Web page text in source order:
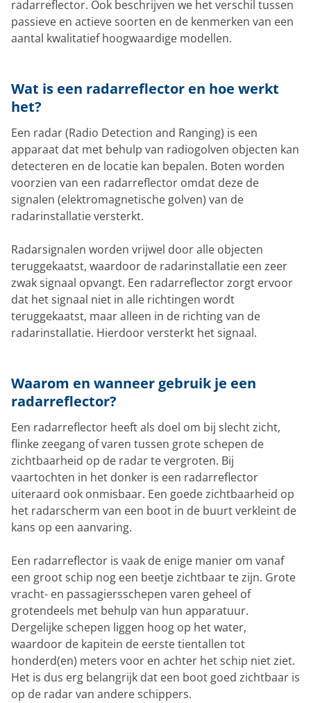
radarreflector. Ook beschrijven we het verschil tussen
passieve en actieve soorten en de kenmerken van een
aantal kwalitatief hoogwaardige modellen.
Wat is een radarreflector en hoe werkt
het?
Een radar (Radio Detection and Ranging) is een
apparaat dat met behulp van radiogolven objecten kan
detecteren en de locatie kan bepalen. Boten worden
voorzien van een radarreflector omdat deze de
signalen (elektromagnetische golven) van de
radarinstallatie versterkt.
Radarsignalen worden vrijwel door alle objecten
teruggekaatst, waardoor de radarinstallatie een zeer
zwak signaal opvangt. Een radarreflector zorgt ervoor
dat het signaal niet in alle richtingen wordt
teruggekaatst, maar alleen in de richting van de
radarinstallatie. Hierdoor versterkt het signaal.
Waarom en wanneer gebruik je een
radarreflector?
Een radarreflector heeft als doel om bij slecht zicht,
flinke zeegang of varen tussen grote schepen de
zichtbaarheid op de radar te vergroten. Bij
vaartochten in het donker is een radarreflector
uiteraard ook onmisbaar. Een goede zichtbaarheid op
het radarscherm van een boot in de buurt verkleint de
kans op een aanvaring.
Een radarreflector is vaak de enige manier om vanaf
een groot schip nog een beetje zichtbaar te zijn. Grote
vracht- en passagiersschepen varen geheel of
grotendeels met behulp van hun apparatuur.
Dergelijke schepen liggen hoog op het water,
waardoor de kapitein de eerste tientallen tot
honderd(en) meters voor en achter het schip niet ziet.
Het is dus erg belangrijk dat een boot goed zichtbaar is
op de radar van andere schippers.